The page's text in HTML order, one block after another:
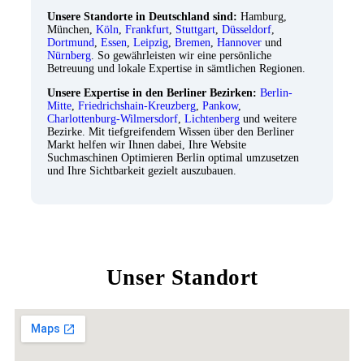
Unsere Standorte in Deutschland sind: Hamburg,
München, Köln, Frankfurt, Stuttgart, Düsseldorf,
Dortmund, Essen, Leipzig, Bremen, Hannover und
Nürnberg. So gewährleisten wir eine persönliche
Betreuung und lokale Expertise in sämtlichen Regionen.
Unsere Expertise in den Berliner Bezirken: Berlin-
Mitte, Friedrichshain-Kreuzberg, Pankow,
Charlottenburg-Wilmersdorf, Lichtenberg und weitere
Bezirke. Mit tiefgreifendem Wissen über den Berliner
Markt helfen wir Ihnen dabei, Ihre Website
Suchmaschinen Optimieren Berlin optimal umzusetzen
und Ihre Sichtbarkeit gezielt auszubauen.
Unser Standort